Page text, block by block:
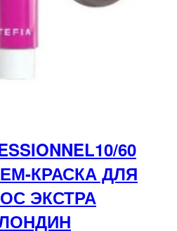
60
КРАСКА ДЛЯ
ЭКСТРА